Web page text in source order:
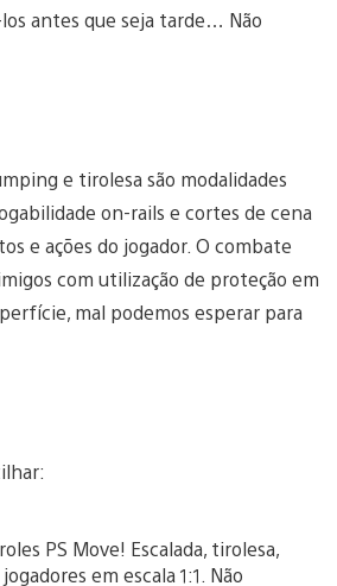
antes que seja tarde… Não
e tirolesa são modalidades
on-rails e cortes de cena
e ações do jogador. O combate
com utilização de proteção em
mal podemos esperar para
PS Move! Escalada, tirolesa,
em escala 1:1. Não